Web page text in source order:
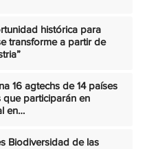
histórica para
transforme a partir de
16 agtechs de 14 países
que participarán en
en…
Biodiversidad de las